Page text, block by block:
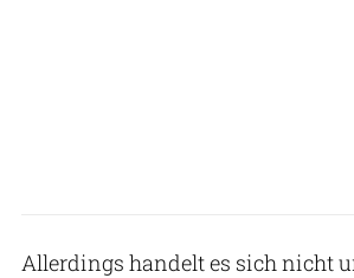
Allerdings handelt es sich nicht